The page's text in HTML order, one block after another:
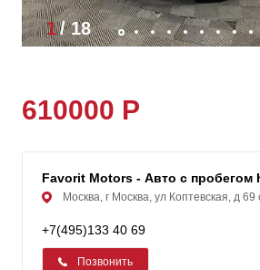
1/18
610000 Р
Favorit Motors - Авто с пробегом
Москва, г Москва, ул Коптевская, д 69
+7(495)133 40 69
Позвонить